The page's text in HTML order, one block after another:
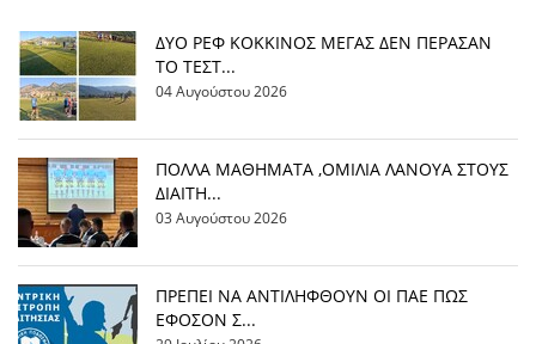
ΔΥΟ ΡΕΦ ΚΟΚΚΙΝΟΣ ΜΕΓΑΣ ΔΕΝ ΠΕΡΑΣΑΝ
ΤΟ ΤΕΣΤ...
04 Αυγούστου 2026
ΠΟΛΛΑ ΜΑΘΗΜΑΤΑ ,ΟΜΙΛΙΑ ΛΑΝΟΥΑ ΣΤΟΥΣ
ΔΙΑΙΤΗ...
03 Αυγούστου 2026
ΠΡΕΠΕΙ ΝΑ ΑΝΤΙΛΗΦΘΟΥΝ ΟΙ ΠΑΕ ΠΩΣ
ΕΦΟΣΟΝ Σ...